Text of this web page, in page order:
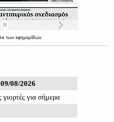
των εφημερίδων